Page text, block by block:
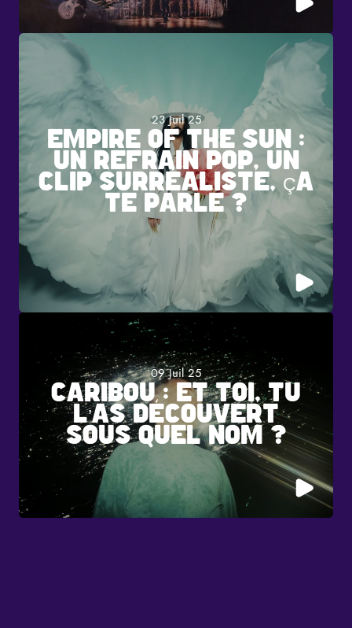
23 Juil 25
EMPIRE OF THE SUN :
UN REFRAIN POP, UN
CLIP SURRÉALISTE, ÇA
TE PARLE ?
09 Juil 25
CARIBOU : ET TOI, TU
L’AS DÉCOUVERT
SOUS QUEL NOM ?